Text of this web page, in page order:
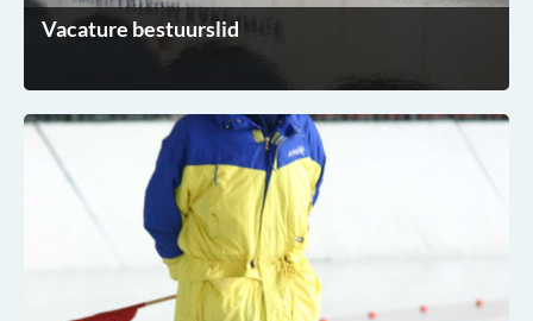
Vacature bestuurslid